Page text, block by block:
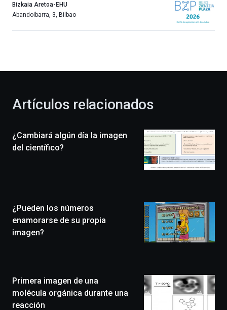
año
más,
celebración
novena
edición
un
festival
que
llenará
monólogos,
exposiciones,
Bizkaia Aretoa-EHU
Abandoibarra, 3, Bilbao
Artículos relacionados
¿Cambiará algún día la imagen
del científico?
¿Pueden los números
enamorarse de su propia
imagen?
Primera imagen de una
molécula orgánica durante una
reacción